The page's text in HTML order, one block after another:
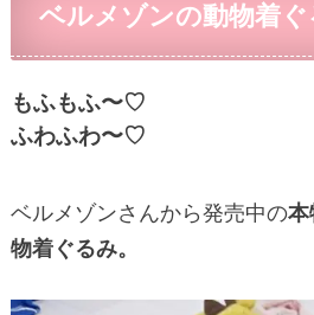
ベルメゾンの動物着ぐ
もふもふ〜♡
ふわふわ〜♡
ベルメゾンさんから発売中の本
物着ぐるみ。